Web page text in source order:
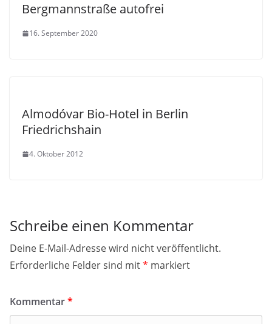
Bergmannstraße autofrei
16. September 2020
Almodóvar Bio-Hotel in Berlin
Friedrichshain
4. Oktober 2012
Schreibe einen Kommentar
Deine E-Mail-Adresse wird nicht veröffentlicht.
Erforderliche Felder sind mit* markiert
Kommentar*